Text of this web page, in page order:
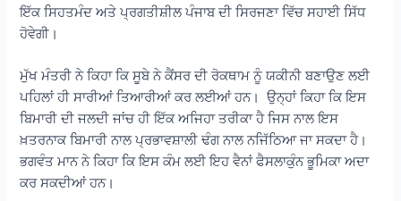
ਇੱਕ ਸਿਹਤਮੰਦ ਅਤੇ ਪ੍ਰਗਤੀਸ਼ੀਲ ਪੰਜਾਬ ਦੀ ਸਿਰਜਣਾ ਵਿੱਚ ਸਹਾਈ ਸਿੱਧ
ਹੋਵੇਗੀ।
ਮੁੱਖ ਮੰਤਰੀ ਨੇ ਕਿਹਾ ਕਿ ਸੂਬੇ ਨੇ ਕੈਂਸਰ ਦੀ ਰੋਕਥਾਮ ਨੂੰ ਯਕੀਨੀ ਬਣਾਉਣ ਲਈ
ਪਹਿਲਾਂ ਹੀ ਸਾਰੀਆਂ ਤਿਆਰੀਆਂ ਕਰ ਲਈਆਂ ਹਨ। ਉਨ੍ਹਾਂ ਕਿਹਾ ਕਿ ਇਸ
ਬਿਮਾਰੀ ਦੀ ਜਲਦੀ ਜਾਂਚ ਹੀ ਇੱਕ ਅਜਿਹਾ ਤਰੀਕਾ ਹੈ ਜਿਸ ਨਾਲ ਇਸ
ਖ਼ਤਰਨਾਕ ਬਿਮਾਰੀ ਨਾਲ ਪ੍ਰਭਾਵਸ਼ਾਲੀ ਢੰਗ ਨਾਲ ਨਜਿੱਠਿਆ ਜਾ ਸਕਦਾ ਹੈ।
ਭਗਵੰਤ ਮਾਨ ਨੇ ਕਿਹਾ ਕਿ ਇਸ ਕੰਮ ਲਈ ਇਹ ਵੈਨਾਂ ਫੈਸਲਾਕੁੰਨ ਭੂਮਿਕਾ ਅਦਾ
ਕਰ ਸਕਦੀਆਂ ਹਨ।